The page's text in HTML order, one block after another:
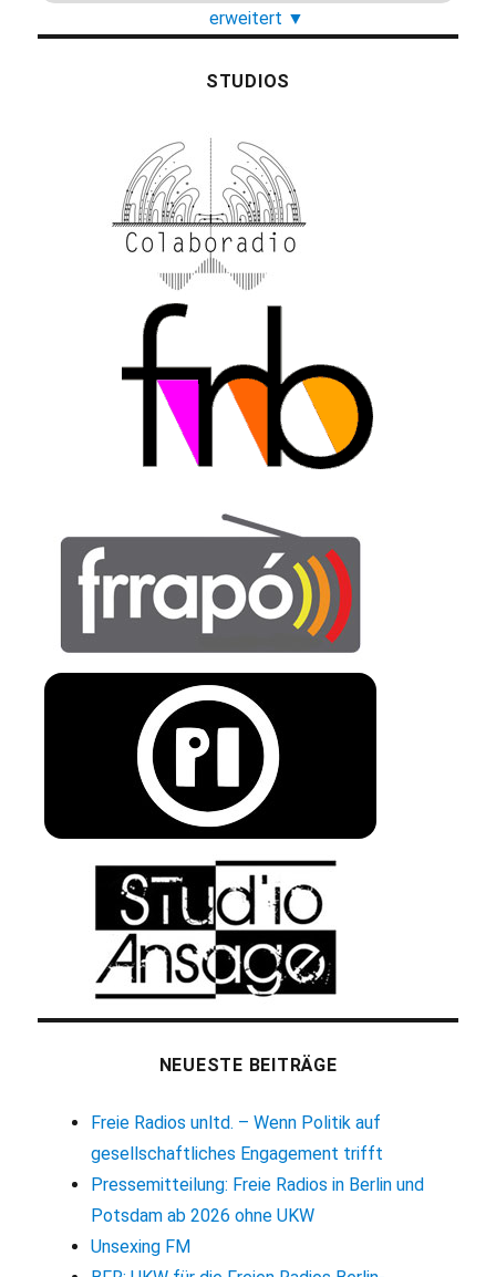
erweitert ▼
STUDIOS
NEUESTE BEITRÄGE
Freie Radios unltd. – Wenn Politik auf
gesellschaftliches Engagement trifft
Pressemitteilung: Freie Radios in Berlin und
Potsdam ab 2026 ohne UKW
Unsexing FM